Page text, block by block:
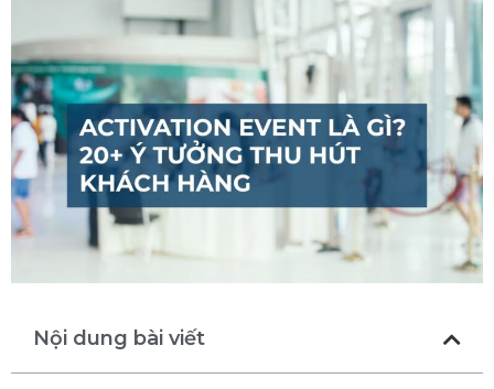
Nội dung bài viết